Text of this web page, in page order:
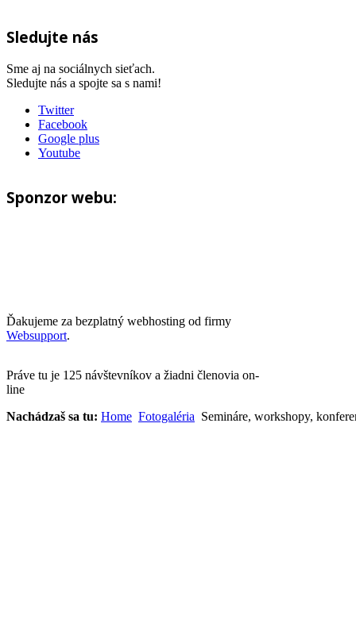
Sledujte nás
Sme aj na sociálnych sieťach.
Sledujte nás a spojte sa s nami!
Twitter
Facebook
Google plus
Youtube
Sponzor webu:
Ďakujeme za bezplatný webhosting od firmy
Websupport.
Práve tu je 125 návštevníkov a žiadni členovia on-
line
Nachádzaš sa tu: Home Fotogaléria Semináre, workshopy,